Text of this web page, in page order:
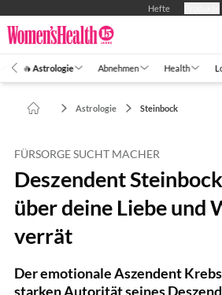
Hefte
🔥 Astrologie Abnehmen Health
Astrologie Steinbock
FÜRSORGE SUCHT MACHER
Deszendent
über deine Liebe und
verrät
Der emotionale Aszendent
starken Autorität seines